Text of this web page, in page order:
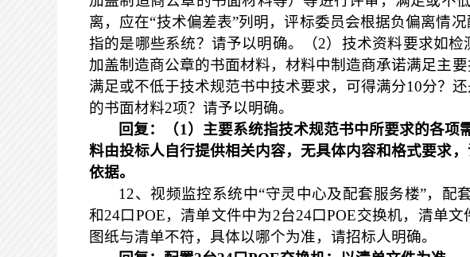
离，应在“技术偏差表”列明，评标委员会根据负偏离情
指的是哪些系统？请予以明确。（2）技术资料要求如检
加盖制造商公章的书面材料，材料中制造商承诺满足主
满足或不低于技术规范书中技术要求，可得满分10分？
的书面材料2项？请予以明确。
回复：（1）主要系统指技术规范书中所要求的各项
料由投标人自行提供相关内容，无具体内容和格式要求
依据。
12、视频监控系统中“守灵中心及配套服务楼”，配
和24口POE，清单文件中为2台24口POE交换机，清单文
图纸与清单不符，具体以哪个为准，请招标人明确。